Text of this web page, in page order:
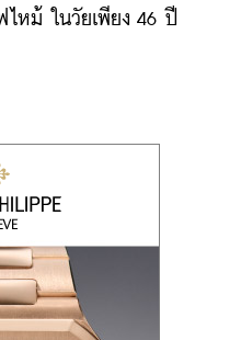
หม้ ในวัยเพียง 46 ปี